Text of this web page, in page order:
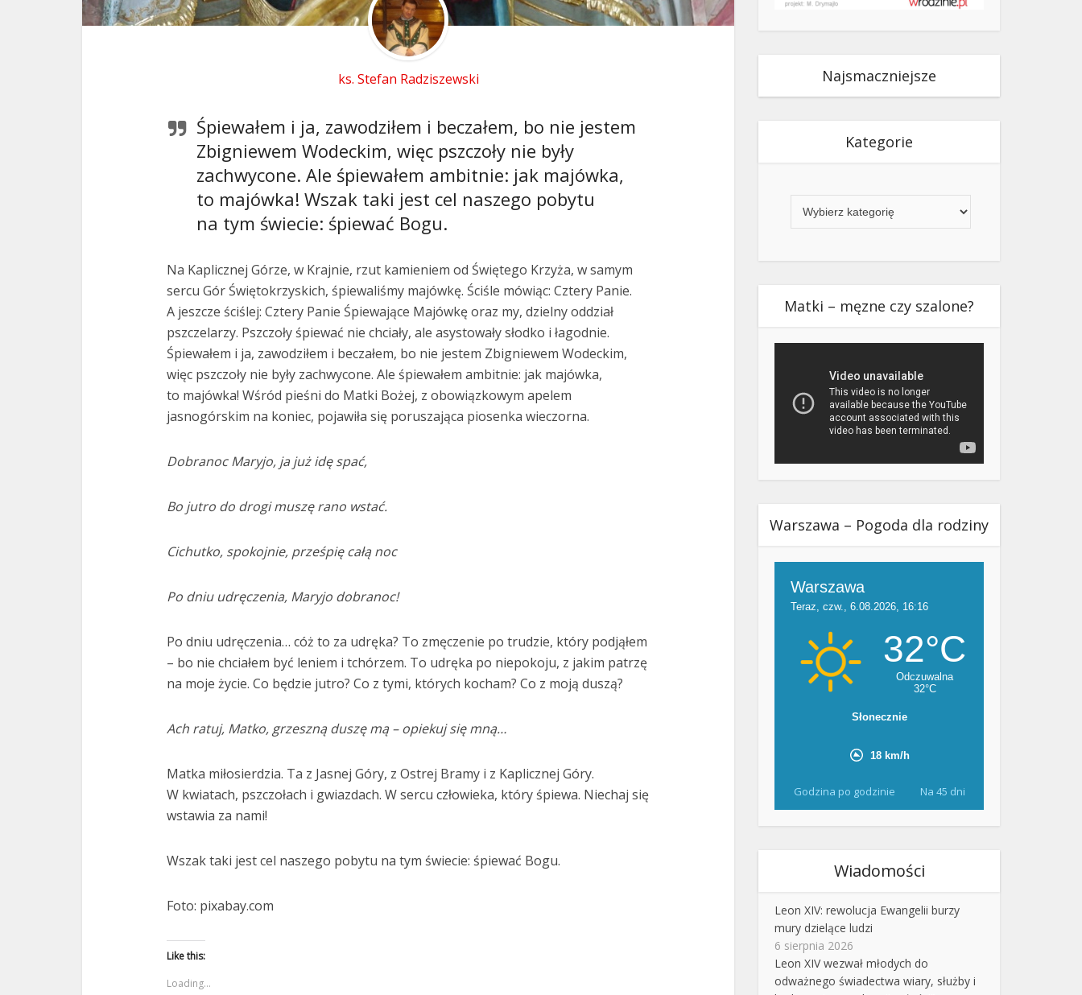
ks. Stefan Radziszewski
Śpiewałem i ja, zawodziłem i beczałem, bo nie jestem
Zbigniewem Wodeckim, więc pszczoły nie były
zachwycone. Ale śpiewałem ambitnie: jak majówka,
to majówka! Wszak taki jest cel naszego pobytu
na tym świecie: śpiewać Bogu.
Na Kaplicznej Górze, w Krajnie, rzut kamieniem od Świętego Krzyża, w samym
sercu Gór Świętokrzyskich, śpiewaliśmy majówkę. Ściśle mówiąc: Cztery Panie.
A jeszcze ściślej: Cztery Panie Śpiewające Majówkę oraz my, dzielny oddział
pszczelarzy. Pszczoły śpiewać nie chciały, ale asystowały słodko i łagodnie.
Śpiewałem i ja, zawodziłem i beczałem, bo nie jestem Zbigniewem Wodeckim,
więc pszczoły nie były zachwycone. Ale śpiewałem ambitnie: jak majówka,
to majówka! Wśród pieśni do Matki Bożej, z obowiązkowym apelem
jasnogórskim na koniec, pojawiła się poruszająca piosenka wieczorna.
Dobranoc Maryjo, ja już idę spać,
Bo jutro do drogi muszę rano wstać.
Cichutko, spokojnie, prześpię całą noc
Po dniu udręczenia, Maryjo dobranoc!
Po dniu udręczenia… cóż to za udręka? To zmęczenie po trudzie, który podjąłem
– bo nie chciałem być leniem i tchórzem. To udręka po niepokoju, z jakim patrzę
na moje życie. Co będzie jutro? Co z tymi, których kocham? Co z moją duszą?
Ach ratuj, Matko, grzeszną duszę mą – opiekuj się mną…
Matka miłosierdzia. Ta z Jasnej Góry, z Ostrej Bramy i z Kaplicznej Góry.
W kwiatach, pszczołach i gwiazdach. W sercu człowieka, który śpiewa. Niechaj się
wstawia za nami!
Wszak taki jest cel naszego pobytu na tym świecie: śpiewać Bogu.
Foto: pixabay.com
Like this:
Loading...
Najsmaczniejsze
Kategorie
Matki – męzne czy szalone?
Warszawa – Pogoda dla rodziny
Godzina po godzinie Na 45 dni
Wiadomości
Leon XIV: rewolucja Ewangelii burzy
mury dzielące ludzi
6 sierpnia 2026
Leon XIV wezwał młodych do
odważnego świadectwa wiary, służby i